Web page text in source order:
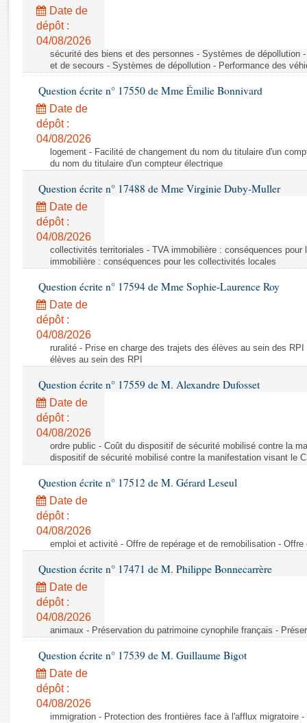
Rapports législatifs
Rapports sur l'application des lois
Baromètre de l’application des lois
Dossiers législatifs
Budget et sécurité sociale
Questions écrites et orales
Comptes rendus des débats
Date de
dépôt :
04/08/2026
sécurité des biens et des personnes - Systèmes de dépollution
et de secours - Systèmes de dépollution - Performance des
Question écrite n° 17550 de Mme Émilie Bonnivard
Date de
dépôt :
04/08/2026
logement - Facilité de changement du nom du titulaire d'un
du nom du titulaire d'un compteur électrique
Question écrite n° 17488 de Mme Virginie Duby-Muller
Date de
dépôt :
04/08/2026
collectivités territoriales - TVA immobilière : conséquences
immobilière : conséquences pour les collectivités locales
Question écrite n° 17594 de Mme Sophie-Laurence Roy
Date de
dépôt :
04/08/2026
ruralité - Prise en charge des trajets des élèves au sein des
élèves au sein des RPI
Question écrite n° 17559 de M. Alexandre Dufosset
Date de
dépôt :
04/08/2026
ordre public - Coût du dispositif de sécurité mobilisé contre la
dispositif de sécurité mobilisé contre la manifestation visant le
Question écrite n° 17512 de M. Gérard Leseul
Date de
dépôt :
04/08/2026
emploi et activité - Offre de repérage et de remobilisation -
Question écrite n° 17471 de M. Philippe Bonnecarrère
Date de
dépôt :
04/08/2026
animaux - Préservation du patrimoine cynophile français -
Question écrite n° 17539 de M. Guillaume Bigot
Date de
dépôt :
04/08/2026
immigration - Protection des frontières face à l'afflux migratoire